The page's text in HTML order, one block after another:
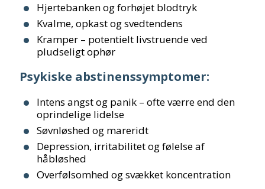
Hjertebanken og forhøjet blodtryk
Kvalme, opkast og svedtendens
Kramper – potentielt livstruende ved
pludseligt ophør
Psykiske abstinenssymptomer:
Intens angst og panik – ofte værre end den
oprindelige lidelse
Søvnløshed og mareridt
Depression, irritabilitet og følelse af
håbløshed
Overfølsomhed og svækket koncentration